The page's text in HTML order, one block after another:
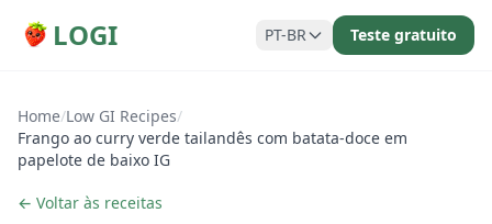
LOGI PT-BR Teste gratuito
Home/Low GI Recipes/
Frango ao curry verde tailandês com batata-doce em
papelote de baixo IG
← Voltar às receitas